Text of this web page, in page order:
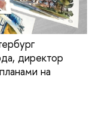
директор
на